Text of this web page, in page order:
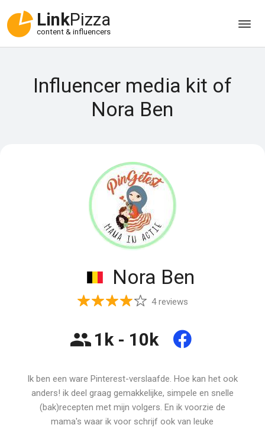
LinkPizza
content & influencers
Influencer media kit of
Nora Ben
Nora Ben
4 reviews
1k - 10k
Ik ben een ware Pinterest-verslaafde. Hoe kan het ook
anders! ik deel graag gemakkelijke, simpele en snelle
(bak)recepten met mijn volgers. En ik voorzie de
mama's waar ik voor schrijf ook van leuke